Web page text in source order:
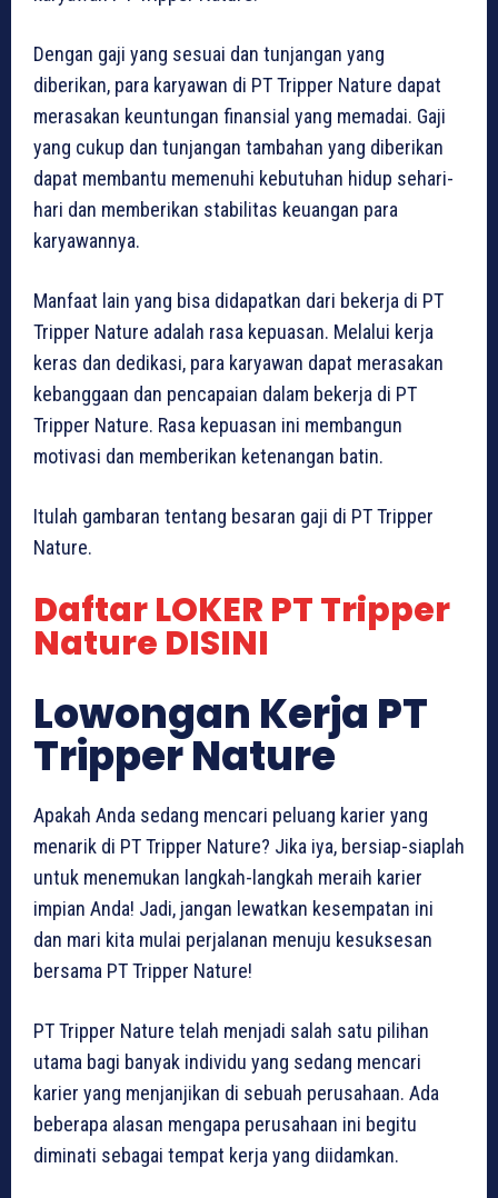
Dengan gaji yang sesuai dan tunjangan yang
diberikan, para karyawan di PT Tripper Nature dapat
merasakan keuntungan finansial yang memadai. Gaji
yang cukup dan tunjangan tambahan yang diberikan
dapat membantu memenuhi kebutuhan hidup sehari-
hari dan memberikan stabilitas keuangan para
karyawannya.
Manfaat lain yang bisa didapatkan dari bekerja di PT
Tripper Nature adalah rasa kepuasan. Melalui kerja
keras dan dedikasi, para karyawan dapat merasakan
kebanggaan dan pencapaian dalam bekerja di PT
Tripper Nature. Rasa kepuasan ini membangun
motivasi dan memberikan ketenangan batin.
Itulah gambaran tentang besaran gaji di PT Tripper
Nature.
Daftar LOKER PT Tripper
Nature DISINI
Lowongan Kerja PT
Tripper Nature
Apakah Anda sedang mencari peluang karier yang
menarik di PT Tripper Nature? Jika iya, bersiap-siaplah
untuk menemukan langkah-langkah meraih karier
impian Anda! Jadi, jangan lewatkan kesempatan ini
dan mari kita mulai perjalanan menuju kesuksesan
bersama PT Tripper Nature!
PT Tripper Nature telah menjadi salah satu pilihan
utama bagi banyak individu yang sedang mencari
karier yang menjanjikan di sebuah perusahaan. Ada
beberapa alasan mengapa perusahaan ini begitu
diminati sebagai tempat kerja yang diidamkan.